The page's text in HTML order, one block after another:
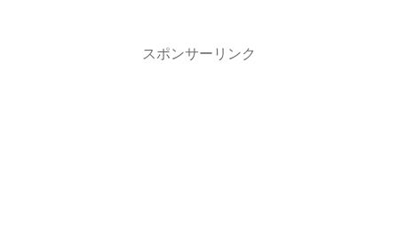
スポンサーリンク